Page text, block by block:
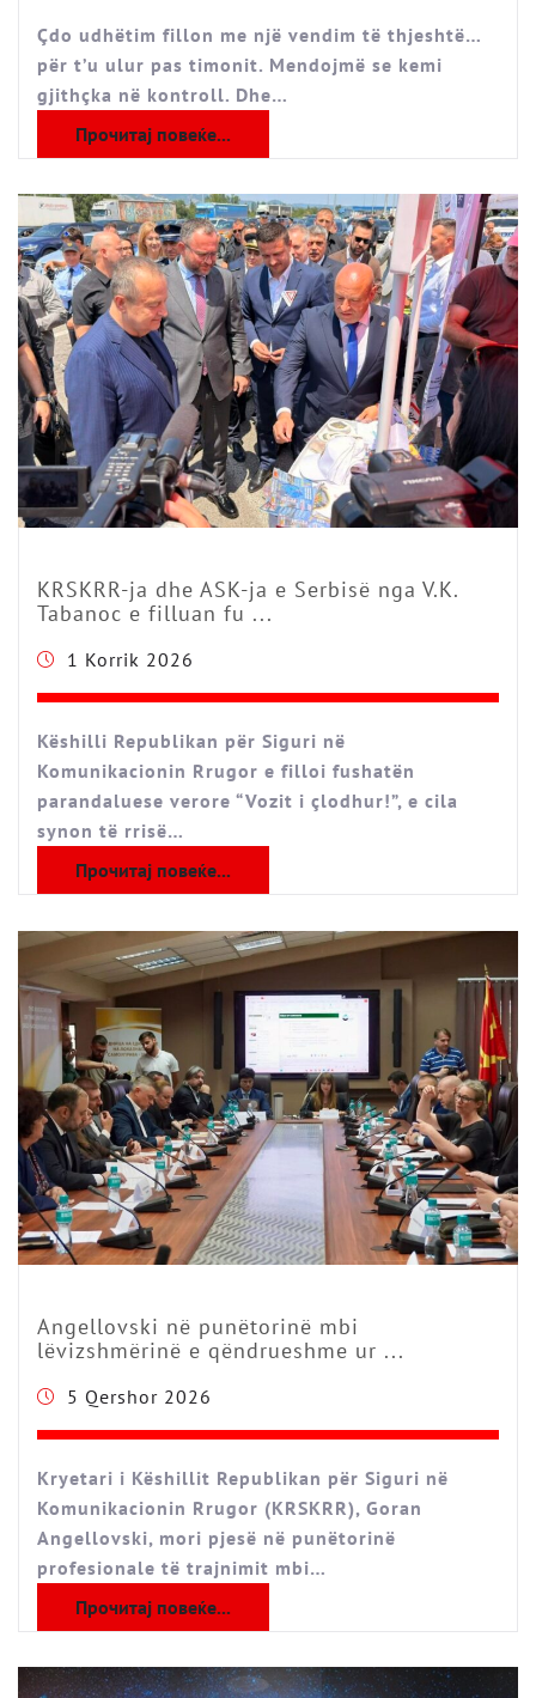
Çdo udhëtim fillon me një vendim të thjeshtë…
për t’u ulur pas timonit. Mendojmë se kemi
gjithçka në kontroll. Dhe…
Прочитај повеќе...
KRSKRR-ja dhe ASK-ja e Serbisë nga V.K.
Tabanoc e filluan fu ...
1 Korrik 2026
Këshilli Republikan për Siguri në
Komunikacionin Rrugor e filloi fushatën
parandaluese verore “Vozit i çlodhur!”, e cila
synon të rrisë…
Прочитај повеќе...
Angellovski në punëtorinë mbi
lëvizshmërinë e qëndrueshme ur ...
5 Qershor 2026
Kryetari i Këshillit Republikan për Siguri në
Komunikacionin Rrugor (KRSKRR), Goran
Angellovski, mori pjesë në punëtorinë
profesionale të trajnimit mbi…
Прочитај повеќе...